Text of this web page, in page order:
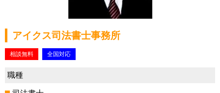
アイクス司法書士事務所
相談無料 全国対応
職種